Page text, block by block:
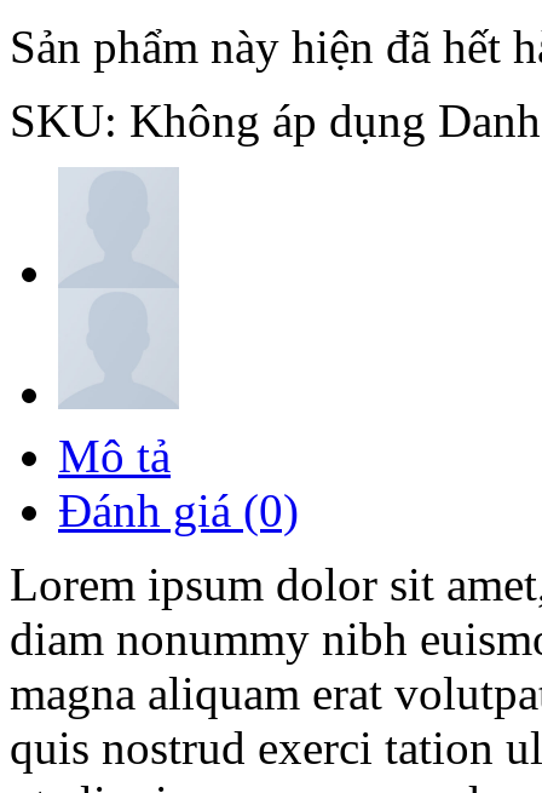
Sản phẩm này hiện đã hết
SKU: Không áp dụng
Mô tả
Đánh giá (0)
Lorem ipsum dolor sit
diam nonummy nibh
magna aliquam erat
quis nostrud exerci tation